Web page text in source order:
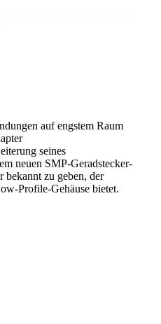
auf engstem Raum
seines
neuen SMP-Geradstecker-
bekannt zu geben, der
Profile-Gehäuse bietet.